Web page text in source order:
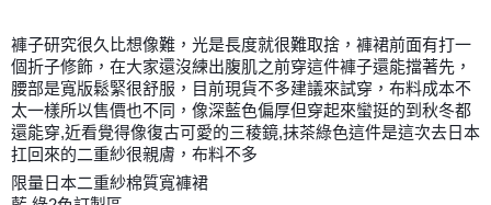
褲子研究很久比想像難，光是長度就很難取捨，褲裙前面有打一
個折子修飾，在大家還沒練出腹肌之前穿這件褲子還能擋著先，
腰部是寬版鬆緊很舒服，目前現貨不多建議來試穿，布料成本不
太一樣所以售價也不同，像深藍色偏厚但穿起來蠻挺的到秋冬都
還能穿,近看覺得像復古可愛的三稜鏡,抹茶綠色這件是這次去日本
扛回來的二重紗很親膚，布料不多
限量日本二重紗棉質寬褲裙